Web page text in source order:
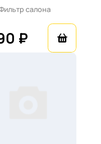
салона
₽